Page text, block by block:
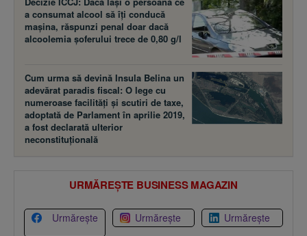
a consumat alcool să îţi conducă
maşina, răspunzi penal doar dacă
alcoolemia şoferului trece de 0,80 g/l
Cum urma să devină Insula Belina un
adevărat paradis fiscal: O lege cu
numeroase facilităţi şi scutiri de taxe,
adoptată de Parlament în aprilie 2019,
a fost declarată ulterior
neconstituţională
URMĂREȘTE BUSINESS MAGAZIN
Urmărește Urmărește Urmărește